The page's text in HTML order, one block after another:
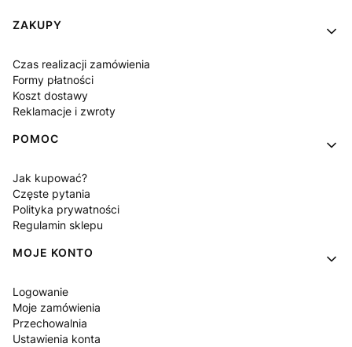
Linki w stopce
ZAKUPY
Czas realizacji zamówienia
Formy płatności
Koszt dostawy
Reklamacje i zwroty
POMOC
Jak kupować?
Częste pytania
Polityka prywatności
Regulamin sklepu
MOJE KONTO
Logowanie
Moje zamówienia
Przechowalnia
Ustawienia konta